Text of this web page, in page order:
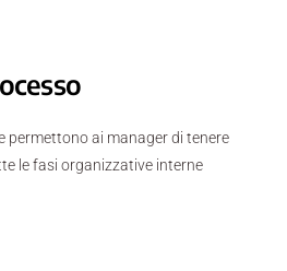
permettono ai manager di tenere
le fasi organizzative interne